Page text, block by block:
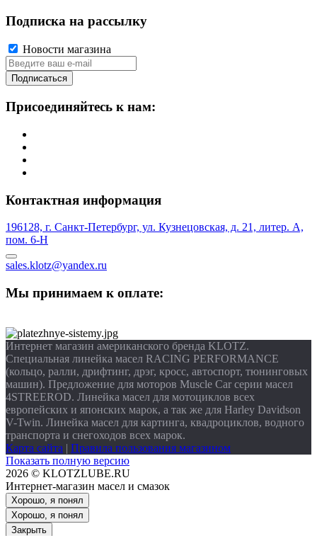
Подписка на рассылку
Новости магазина
Подписаться
Присоединяйтесь к нам:
Контактная информация
196128, г. Санкт-Петербург, ул. Кузнецовская, д. 21, литер. А,
пом. 6-Н
sales.klotz@yandex.ru
Мы принимаем к оплате:
Интернет магазин американского бренда KLOTZ.
Специальная линейка масел RACING PERFORMANCE
(кольцо, ралли, дрифтинг, дрэг, кросс, автоспорт, тюнинговых
машин). Предложение для моторов Muscle Car серии масел
4STREEROD. Линейка масел для мотоциклов всех
европейских и японских марок, а так же для Harley Davidson
V-Twin. Линейка масел для картинга, квадроциклов, водного
транспорта и снегоходов всех марок.
Карта сайта | Правила пользования магазином
Показать полную версию
2026 © KLOTZLUBE.RU
Интернет-магазин масел и смазок
Хорошо, я понял
Хорошо, я понял
Закрыть